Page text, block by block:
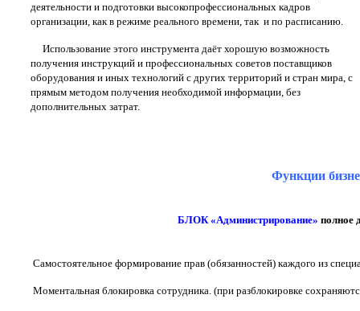
деятельности и подготовки высокопрофессиональных кадров
организации, как в режиме реального времени, так и по расписанию.
Использование этого инструмента даёт хорошую возможность
получения инструкций и профессиональных советов поставщиков
оборудования и иных технологий с других территорий и стран мира, с
прямым методом получения необходимой информации, без
дополнительных затрат.
Функции
БЛОК «Администрирование» полное
Самостоятельное формирование прав (обязанностей) каждого из
Моментальная блокировка сотрудника. (при разблокировке